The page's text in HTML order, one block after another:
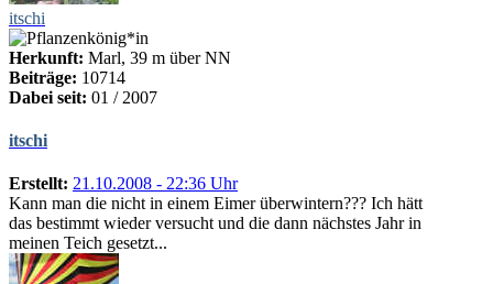
itschi
Herkunft: Marl, 39 m über NN
Beiträge: 10714
Dabei seit: 01 / 2007
itschi
Erstellt: 21.10.2008 - 22:36 Uhr
Kann man die nicht in einem Eimer überwintern??? Ich hätt
das bestimmt wieder versucht und die dann nächstes Jahr in
meinen Teich gesetzt...